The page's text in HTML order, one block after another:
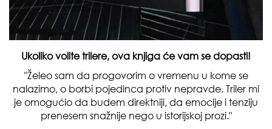
Ukoliko volite trilere, ova knjiga će vam se dopasti!
"Želeo sam da progovorim o vremenu u kome se
nalazimo, o borbi pojedinca protiv nepravde. Triler mi
je omogućio da budem direktniji, da emocije i tenziju
prenesem snažnije nego u istorijskoj prozi."